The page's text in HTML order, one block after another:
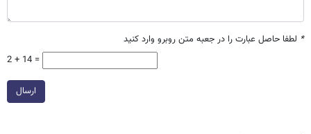
* لطفا حاصل عبارت را در جعبه متن روبرو وارد کنید
2 + 14 =
ارسال